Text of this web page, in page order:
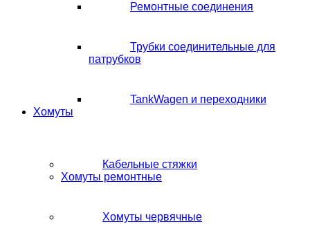
Ремонтные соединения
Трубки соединительные для
патрубков
TankWagen и переходники
Хомуты
Кабельные стяжки
Хомуты ремонтные
Хомуты червячные